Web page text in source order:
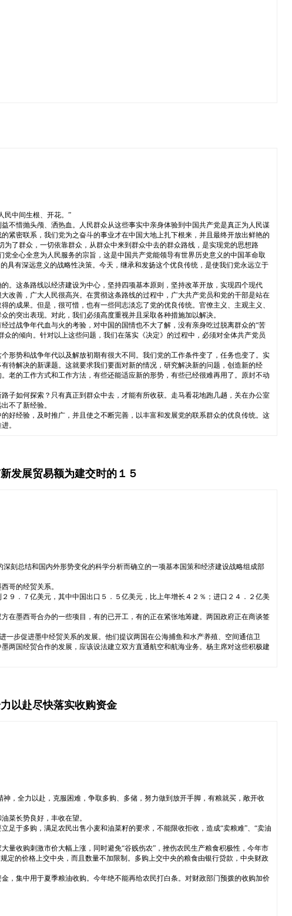
民中间生根、开花。”
不惜抛头颅、洒热血。人民群众从这些事实中亲身体验到中国共产党是真正为人民谋
紧密联系，我们党为之奋斗的事业才在中国大地上扎下根来，并且最终开放出鲜艳的
了群众，一切依靠群众，从群众中来到群众中去的群众路线，是实现党的思想路
全心全意为人民服务的宗旨，这是中国共产党能领导有世界历史意义的中国革命取
具有深远意义的战略性决策。今天，继承和发扬这个优良传统，是使我们党永远立于
。这条路线以经济建设为中心，坚持四项基本原则，坚持改革开放，实现四个现代
改善，广大人民很高兴。在贯彻这条路线的过程中，广大共产党员和党的干部是站在
成果。但是，很可惜，也有一些同志淡忘了党的优良传统。官僚主义、主观主义、
突出表现。对此，我们必须高度重视并且采取各种措施加以解决。
过战争年代血与火的考验，对中国的国情也不大了解，没有亲身吃过脱离群众的“苦
的倾向。针对以上这些问题，我们在落实《决定》的过程中，必须对全体共产党员
形势和战争年代以及解放初期有很大不同。我们党的工作条件变了，任务也变了。实
待解决的新课题。这就要求我们要面对新的情况，研究解决新的问题，创造新的经
老的工作方式和工作方法，有些还能适应新的形势，有些已经很难再用了。原封不动
子如何探索？只有真正到群众中去，才能有所收获。走马看花地跑几趟，关在办公室
不了新经验。
好经验，及时推广，并且使之不断完善，以丰富和发展党的联系群众的优良传统。这
。
发展贸易额为建交时的１５
刻总结和国内外形势变化的科学分析而确立的一项基本国策和经济建设战略组成部
哥的经贸关系。
９．７亿美元，其中中国出口５．５亿美元，比上年增长４２％；进口２４．２亿美
在墨西哥合办的一些项目，有的已开工，有的正在紧张地筹建。两国政府正在商谈签
步促进墨中经贸关系的发展。他们提议两国在公海捕鱼和水产养殖、空间通信卫
两国经贸合作的发展，应该设法建立双方直通航空和航海业务。杨主席对这些积极建
以赴尽快落实收购资金
，全力以赴，克服困难，争取多购、多储，努力做到放开手脚，有粮就买，敞开收
菜长势良好，丰收在望。
于多购，满足农民出售小麦和油菜籽的要求，不能限收拒收，造成“卖粮难”、“卖油
收购刺激市价大幅上涨，同时避免“谷贱伤农”，挫伤农民生产粮食积极性，今年市
定的价格上交中央，而且数量不加限制。多购上交中央的粮食由银行贷款，中央财政
，集中用于夏季粮油收购。今年绝不能再给农民打白条。对财政部门预拨的收购加价